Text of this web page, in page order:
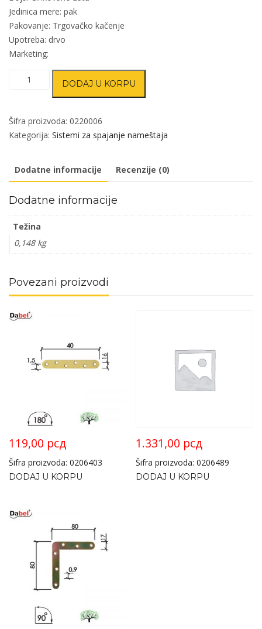
Jedinica mere: pak
Pakovanje: Trgovačko kačenje
Upotreba: drvo
Marketing:
Ugaonik
U4123
ZnŽ
DBP1
DODAJ U KORPU
Šifra proizvoda: 0220006
Kategorija: Sistemi za spajanje nameštaja
Dodatne informacije Recenzije (0)
Dodatne informacije
Težina
0,148 kg
Povezani proizvodi
119,00 рсд
Šifra proizvoda: 0206403
DODAJ U KORPU
1.331,00 рсд
Šifra proizvoda: 0206489
DODAJ U KORPU